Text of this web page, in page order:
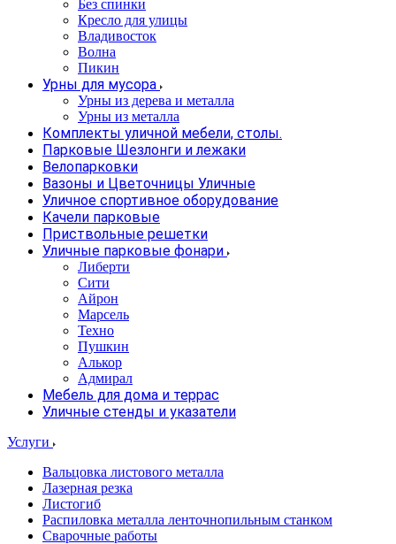
Без спинки
Кресло для улицы
Владивосток
Волна
Пикин
Урны для мусора
Урны из дерева и металла
Урны из металла
Комплекты уличной мебели, столы.
Парковые Шезлонги и лежаки
Велопарковки
Вазоны и Цветочницы Уличные
Уличное спортивное оборудование
Качели парковые
Приствольные решетки
Уличные парковые фонари
Либерти
Сити
Айрон
Марсель
Техно
Пушкин
Алькор
Адмирал
Мебель для дома и террас
Уличные стенды и указатели
Услуги
Вальцовка листового металла
Лазерная резка
Листогиб
Распиловка металла ленточнопильным станком
Сварочные работы